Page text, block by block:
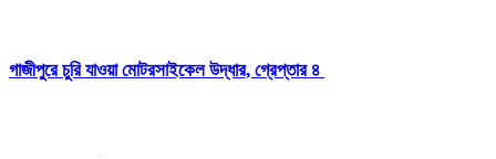
গাজীপুরে চুরি যাওয়া মোটরসাইকেল উদ্ধার, গ্রেপ্তার ৪